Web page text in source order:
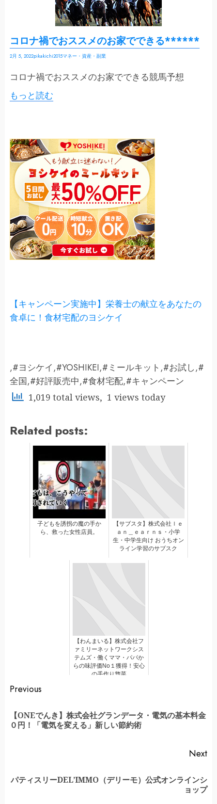
コロナ禍でおススメのお家でできる******
2月 5, 2022pikakichi2015マネー・資産・副業
コロナ禍でおススメのお家でできる競馬予想
もっと読む
【キャンペーン実施中】栄養士の献立をあなたの
食卓に！食材宅配のヨシケイ
,#ヨシケイ,#YOSHIKEI,#ミールキット,#お試し,#
全国,#好評販売中,#食材宅配,#キャンペーン
1,019 total views, 1 views today
Related posts:
子どもを誘拐の魔の手か
ら、救った女性店員。
【サブスタ】株式会社ｌｅ
ａｎ＿ｅａｒｎｓ・小学
生・中学生向け おうちオン
ライン学習のサブスク
【わんまいる】株式会社フ
ァミリーネットワークシス
テムズ・働くママ・パパか
らの味評価No１獲得！安心
の手作り惣菜
Continue
Reading
Previous
【ONEでんき】株式会社グランデータ・電気の基本料金
０円！「電気を変える」新しい節約術
Next
Next
パティスリーDEL’IMMO（デリーモ）公式オンラインシ
ョップ